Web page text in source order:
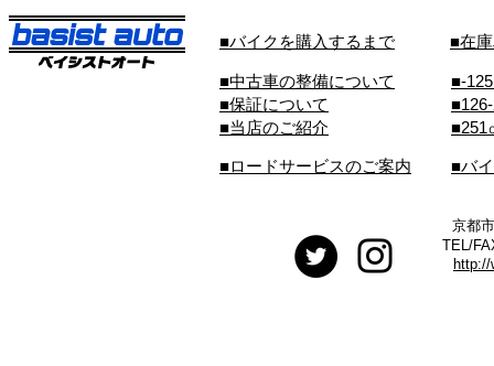
■バイクを購入するまで ■在
■中古車の整備について
■保証について
■当店のご紹介
■-
■251
■ロードサービスのご案内 ■バ
京都
TEL/